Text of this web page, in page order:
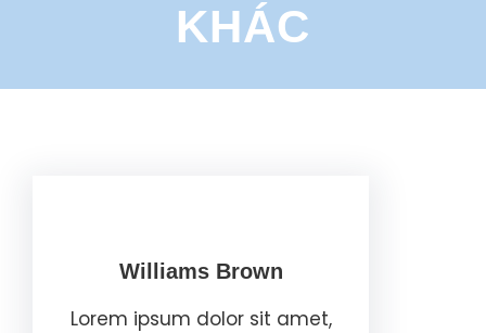
KHÁC
Williams Brown
Lorem ipsum dolor sit amet,